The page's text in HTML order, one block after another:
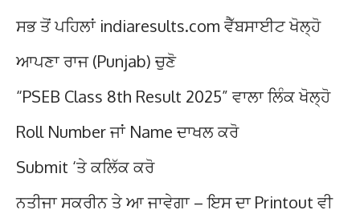
ਸਭ ਤੋਂ ਪਹਿਲਾਂ indiaresults.com ਵੈੱਬਸਾਈਟ ਖੋਲ੍ਹੋ
ਆਪਣਾ ਰਾਜ (Punjab) ਚੁਣੋ
“PSEB Class 8th Result 2025” ਵਾਲਾ ਲਿੰਕ ਖੋਲ੍ਹੋ
Roll Number ਜਾਂ Name ਦਾਖਲ ਕਰੋ
Submit ‘ਤੇ ਕਲਿੱਕ ਕਰੋ
ਨਤੀਜਾ ਸਕਰੀਨ ਤੇ ਆ ਜਾਵੇਗਾ – ਇਸ ਦਾ Printout ਵੀ